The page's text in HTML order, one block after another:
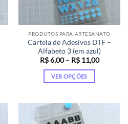
escolhidas
na
página
do
produto
PRODUTOS PARA ARTESANATO
Cartela de Adesivos DTF –
Alfabeto 3 (em azul)
R$6,00 – R$11,00Faixa
VER OPÇÕES
tem
várias